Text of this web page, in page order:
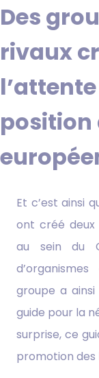
Des
rivaux
position
Et c’est ainsi
ont créé deux
au sein du
groupe a
guide pour la
surprise, ce
promotion des